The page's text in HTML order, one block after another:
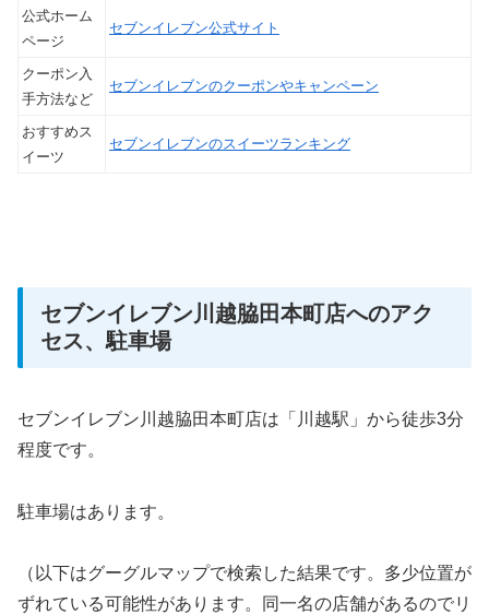
公式ホーム
ページ
セブンイレブン公式サイト
クーポン入
手方法など
セブンイレブンのクーポンやキャンペーン
おすすめス
イーツ
セブンイレブンのスイーツランキング
セブンイレブン川越脇田本町店へのアク
セス、駐車場
セブンイレブン川越脇田本町店は「川越駅」から徒歩3分
程度です。
駐車場はあります。
（以下はグーグルマップで検索した結果です。多少位置が
ずれている可能性があります。同一名の店舗があるのでリ